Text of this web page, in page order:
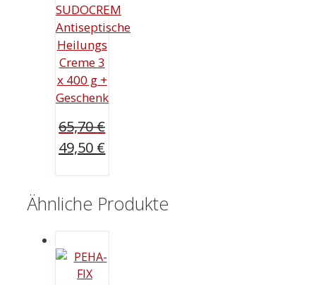
SUDOCREM
Antiseptische
Heilungs
Creme 3
x 400 g +
Geschenk
65,70€
Ursprünglicher
65,70 €
49,50 €
ist:
Ähnliche Produkte